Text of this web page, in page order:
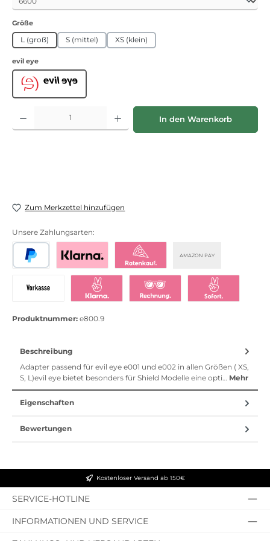
Größeauswählen
L (groß) S (mittel) XS (klein)
evil eyeauswählen
Evil Eye
Produkt Anzahl: Gib den gewünschten Wert ein oder benutze die
In den Warenkorb
Zum Merkzettel hinzufügen
Unsere Zahlungsarten:
AMAZON PAY
Bezahlen mit KlarnaKlarna Ratenkauf
Produktnummer: e800.9
Beschreibung
Adapter passend für evil eye e001 und e002 in allen Größen ( XS,
S, L)evil eye bietet besonders für Shield Modelle eine opti… Mehr
Eigenschaften
Bewertungen
Kostenloser Versand ab 150€
SERVICE-HOTLINE
INFORMATIONEN UND SERVICE